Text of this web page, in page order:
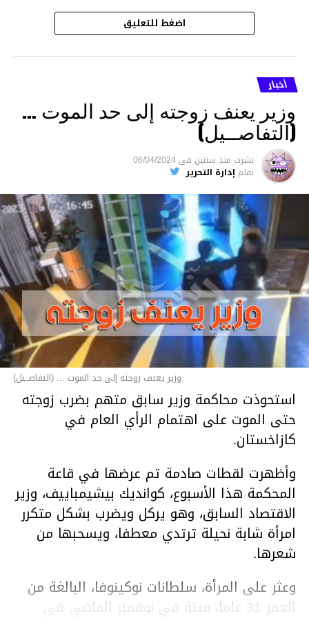
اضغط للتعليق
أخبار
وزير يعنف زوجته إلى حد الموت …
(التفاصــيل)
نشرت منذ سنتين فى 06/04/2024
بقلم إدارة التحرير
وزير يعنف زوجته إلى حد الموت ... (التفاصــيل)
استحوذت محاكمة وزير سابق متهم بضرب زوجته
حتى الموت على اهتمام الرأي العام في
كازاخستان.
وأظهرت لقطات صادمة تم عرضها في قاعة
المحكمة هذا الأسبوع، كوانديك بيشيمباييف، وزير
الاقتصاد السابق، وهو يركل ويضرب بشكل متكرر
امرأة شابة نحيلة ترتدي معطفا، ويسحبها من
شعرها.
وعثر على المرأة، سلطانات نوكينوفا، البالغة من
العمر 31 عاما، ميتة في نوفمبر الماضي في